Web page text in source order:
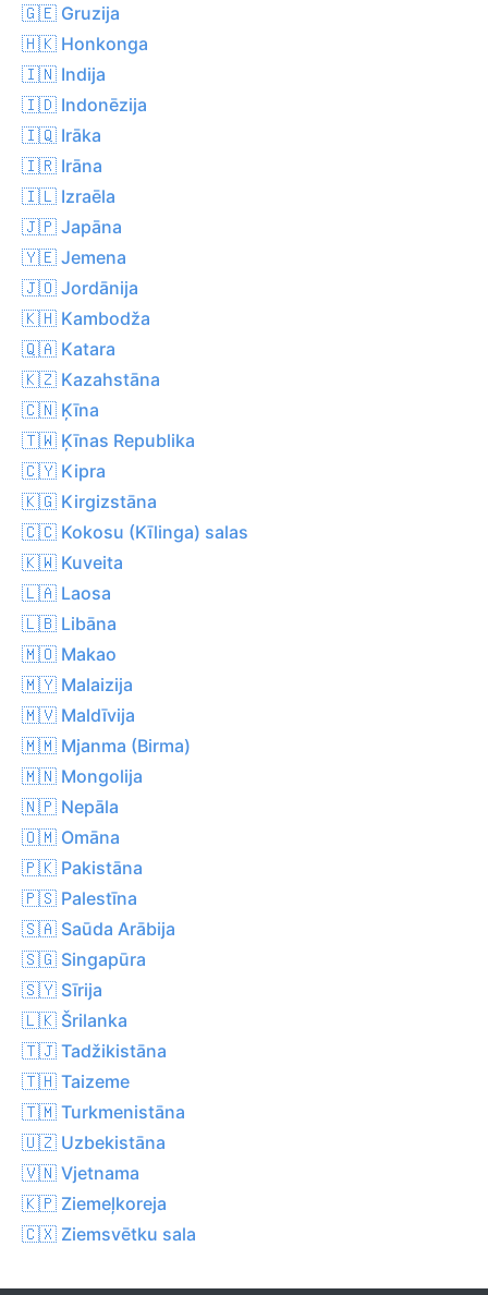
🇬🇪 Gruzija
🇭🇰 Honkonga
🇮🇳 Indija
🇮🇩 Indonēzija
🇮🇶 Irāka
🇮🇷 Irāna
🇮🇱 Izraēla
🇯🇵 Japāna
🇾🇪 Jemena
🇯🇴 Jordānija
🇰🇭 Kambodža
🇶🇦 Katara
🇰🇿 Kazahstāna
🇨🇳 Ķīna
🇹🇼 Ķīnas Republika
🇨🇾 Kipra
🇰🇬 Kirgizstāna
🇨🇨 Kokosu (Kīlinga) salas
🇰🇼 Kuveita
🇱🇦 Laosa
🇱🇧 Libāna
🇲🇴 Makao
🇲🇾 Malaizija
🇲🇻 Maldīvija
🇲🇲 Mjanma (Birma)
🇲🇳 Mongolija
🇳🇵 Nepāla
🇴🇲 Omāna
🇵🇰 Pakistāna
🇵🇸 Palestīna
🇸🇦 Saūda Arābija
🇸🇬 Singapūra
🇸🇾 Sīrija
🇱🇰 Šrilanka
🇹🇯 Tadžikistāna
🇹🇭 Taizeme
🇹🇲 Turkmenistāna
🇺🇿 Uzbekistāna
🇻🇳 Vjetnama
🇰🇵 Ziemeļkoreja
🇨🇽 Ziemsvētku sala